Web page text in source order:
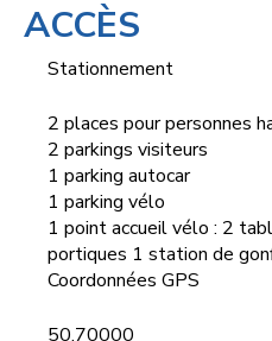
ACCÈS
Stationnement
2 places pour personnes
2 parkings visiteurs
1 parking autocar
1 parking vélo
1 point accueil vélo : 2
portiques 1 station de
Coordonnées GPS
50.70000